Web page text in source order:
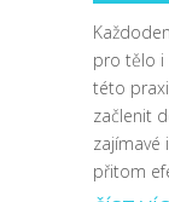
pro tělo i
této
začlenit
zajímavé
přitom